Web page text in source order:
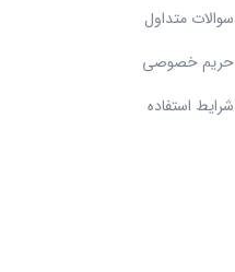
سوالات متداول
حریم خصوصی
شرایط استفاده